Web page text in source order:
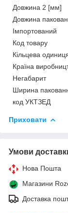
Довжина 2 [мм]
Довжина
Імпортований
Код товару
Кільцева
Країна
Негабарит
Ширина
код УКТЗЕД
Приховати
Умови
Нова Пошта
Магазини
Доставка